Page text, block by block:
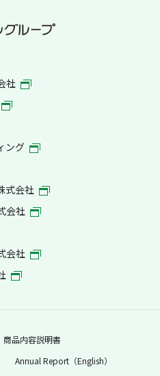
社
ング
式会社
会社
会社
商品内容説明書
Annual Report（English）